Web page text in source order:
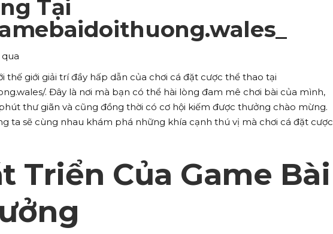
Image Gallery Client Carousel
Tại
thế giới giải trí đầy hấp dẫn của chơi cá đặt cược thể thao tại
. Đây là nơi mà bạn có thể hài lòng đam mê chơi bài của mình,
thư giãn và cũng đồng thời có cơ hội kiếm được thưởng chào mừng.
ta sẽ cùng nhau khám phá những khía cạnh thú vị mà chơi cá đặt cược
Triển Của Game Bài